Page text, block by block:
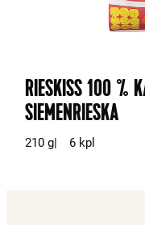
RIESKISS 100 %
SIEMENRIESKA
210 g 6 kpl